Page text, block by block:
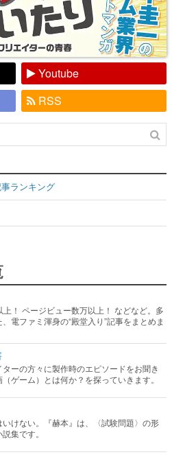
Youtube
RSS
ランキング
！ ページビュー数万以上！ などなど。多
電ファミ渾身の“殿堂入り”記事をまとめま
ーの方々に製作時のエピソードをお聞き
ゲーム）とは何か？を探っていきます。
いけない。『赫本』は、〈試験問題〉の形
集です。